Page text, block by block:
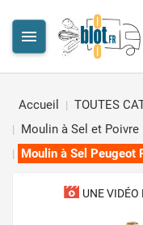

Accueil TOUTES
Moulin à Sel et Poivre
Moulin à Sel Peugeot
UNE VIDÉO